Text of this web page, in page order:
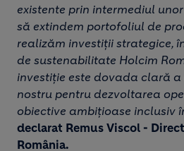
existente prin intermediul
să extindem portofoliul de
realizăm investiții strategice,
de sustenabilitate Holcim
investiție este dovada clară
nostru pentru dezvoltarea
obiective ambițioase inclusiv
declarat Remus Viscol -
România.